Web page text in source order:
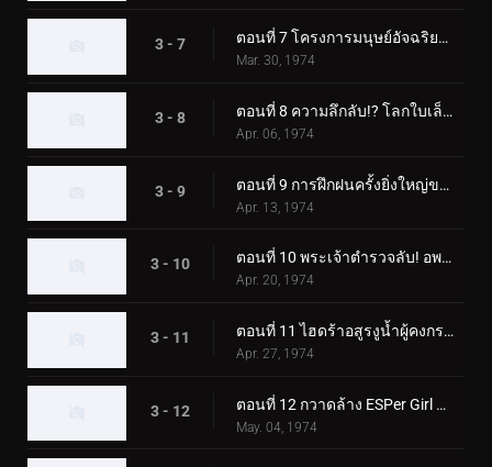
3 - 7 ตอนที่ 7 โครงการมนุษย์อัจฉริยะสุดสยอง!
Mar. 30, 1974
3 - 8 ตอนที่ 8 ความลึกลับ!? โลกใบเล็ก - โลกกลาง - โลกใบใหญ่
Apr. 06, 1974
3 - 9 ตอนที่ 9 การฝึกฝนครั้งยิ่งใหญ่ของ X Rider
Apr. 13, 1974
3 - 10 ตอนที่ 10 พระเจ้าตำรวจลับ! อพอลโล ไกสต์!!
Apr. 20, 1974
3 - 11 ตอนที่ 11 ไฮดร้าอสูรงูน้ำผู้คงกระพัน!
Apr. 27, 1974
3 - 12 ตอนที่ 12 กวาดล้าง ESPer Girl ออกไป!
May. 04, 1974